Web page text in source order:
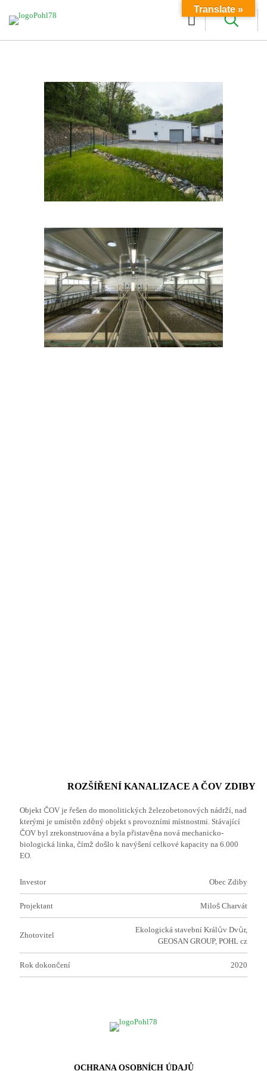
ROZŠÍŘENÍ KANALIZACE A ČOV ZDIBY
Objekt ČOV je řešen do monolitických železobetonových nádrží, nad
kterými je umístěn zděný objekt s provozními místnostmi. Stávající
ČOV byl zrekonstruována a byla přistavěna nová mechanicko-
biologická linka, čímž došlo k navýšení celkové kapacity na 6.000
EO.
Investor Obec Zdiby
Projektant Miloš Charvát
Zhotovitel
Ekologická stavební Králův Dvůr,
GEOSAN GROUP, POHL cz
Rok dokončení 2020
OCHRANA OSOBNÍCH ÚDAJŮ
Translate »